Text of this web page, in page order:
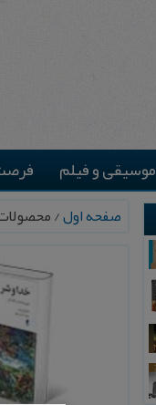
موسیقی و فیلم
صفحه اول/